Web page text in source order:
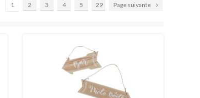
1 2 3 4 5 29 Page suivante